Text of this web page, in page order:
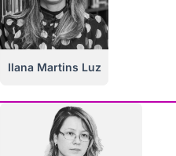
Ilana Martins Luz